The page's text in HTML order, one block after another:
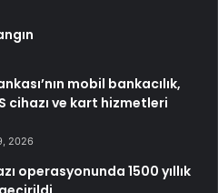
mobil bankacılık,
cihazı ve kart hizmetleri
2026
operasyonunda 1500 yıllık